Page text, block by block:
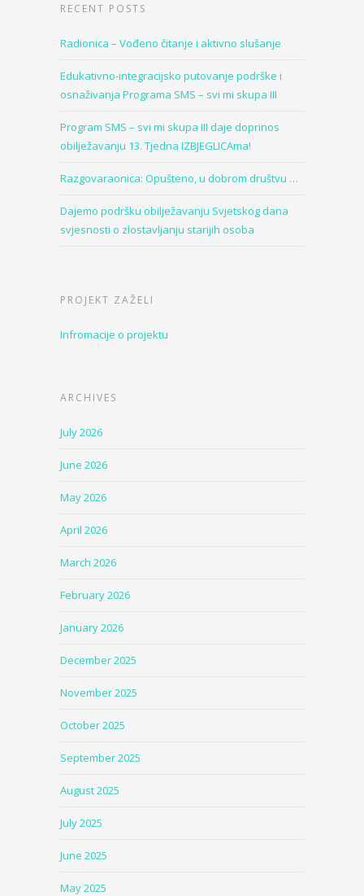
RECENT POSTS
Radionica – Vođeno čitanje i aktivno slušanje
Edukativno-integracijsko putovanje podrške i
osnaživanja Programa SMS – svi mi skupa III
Program SMS – svi mi skupa III daje doprinos
obilježavanju 13. Tjedna IZBJEGLICAma!
Razgovaraonica: Opušteno, u dobrom društvu …
Dajemo podršku obilježavanju Svjetskog dana
svjesnosti o zlostavljanju starijih osoba
PROJEKT ZAŽELI
Infromacije o projektu
ARCHIVES
July 2026
June 2026
May 2026
April 2026
March 2026
February 2026
January 2026
December 2025
November 2025
October 2025
September 2025
August 2025
July 2025
June 2025
May 2025